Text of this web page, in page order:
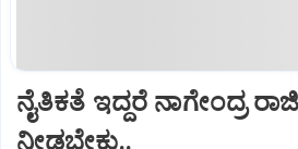
ನೈತಿಕತೆ ಇದ್ದರೆ ನಾಗೇಂದ್ರ
ನೀಡಬೇಕು..